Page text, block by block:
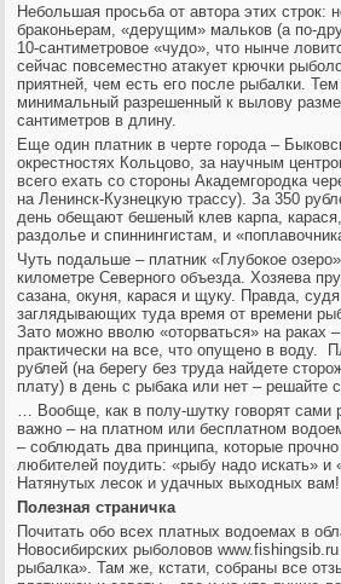
Небольшая просьба от автора этих строк:
браконьерам, «дерущим» мальков (а по-
10-сантиметровое «чудо», что нынче
сейчас повсеместно атакует крючки
приятней, чем есть его после рыбалки.
минимальный разрешенный к вылову
сантиметров в длину.
Еще один платник в черте города –
окрестностях Кольцово, за научным
всего ехать со стороны Академгородка
на Ленинск-Кузнецкую трассу). За 350
день обещают бешеный клев карпа,
раздолье и спиннингистам, и
Чуть подальше – платник «Глубокое
километре Северного объезда. Хозяева
сазана, окуня, карася и щуку. Правда,
заглядывающих туда время от времени
Зато можно вволю «оторваться» на раках
практически на все, что опущено в воду.
рублей (на берегу без труда найдете
плату) в день с рыбака или нет – решайте
… Вообще, как в полу-шутку говорят сами
важно – на платном или бесплатном
– соблюдать два принципа, которые
любителей поудить: «рыбу надо искать» и
Натянутых лесок и удачных выходных вам!
Полезная страничка
Почитать обо всех платных водоемах в
Новосибирских рыболовов
рыбалка». Там же, кстати, собраны все